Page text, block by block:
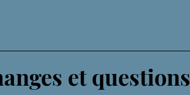
et questions